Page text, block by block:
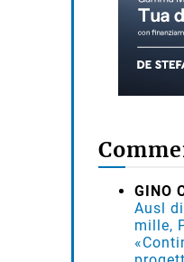
GINO
Ausl
mille,